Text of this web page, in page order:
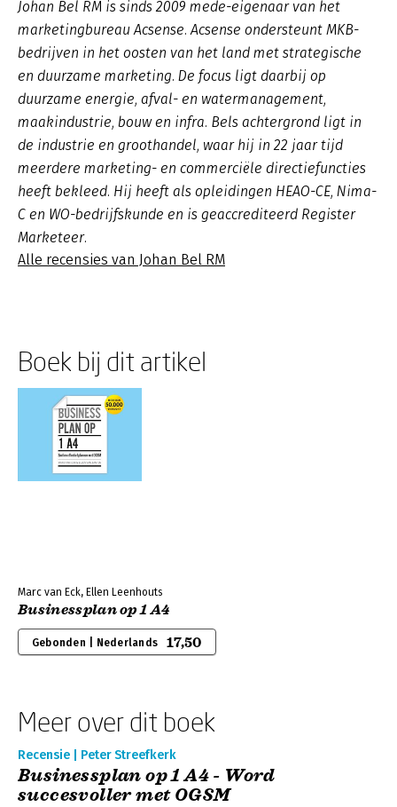
Johan Bel RM is sinds 2009 mede-eigenaar van het
marketingbureau Acsense. Acsense ondersteunt MKB-
bedrijven in het oosten van het land met strategische
en duurzame marketing. De focus ligt daarbij op
duurzame energie, afval- en watermanagement,
maakindustrie, bouw en infra. Bels achtergrond ligt in
de industrie en groothandel, waar hij in 22 jaar tijd
meerdere marketing- en commerciële directiefuncties
heeft bekleed. Hij heeft als opleidingen HEAO-CE, Nima-
C en WO-bedrijfskunde en is geaccrediteerd Register
Marketeer.
Alle recensies van Johan Bel RM
Boek bij dit artikel
Marc van Eck, Ellen Leenhouts
Businessplan op 1 A4
Gebonden | Nederlands 17,50
Meer over dit boek
Recensie | Peter Streefkerk
Businessplan op 1 A4 - Word
succesvoller met OGSM